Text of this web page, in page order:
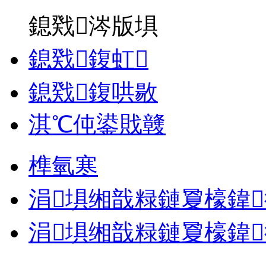
鎴戣涔版埧
鎴戣鍑虹
鎴戣鍑哄敭
淇℃伅鍙戝竷
榫氫寒
涓埧缃戠粶鏈夐檺鍏
涓埧缃戠粶鏈夐檺鍏